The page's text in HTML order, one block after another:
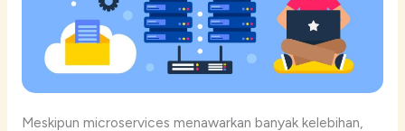
Meskipun microservices menawarkan banyak kelebihan,